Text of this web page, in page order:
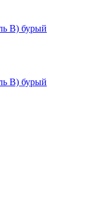
B) бурый
B) бурый